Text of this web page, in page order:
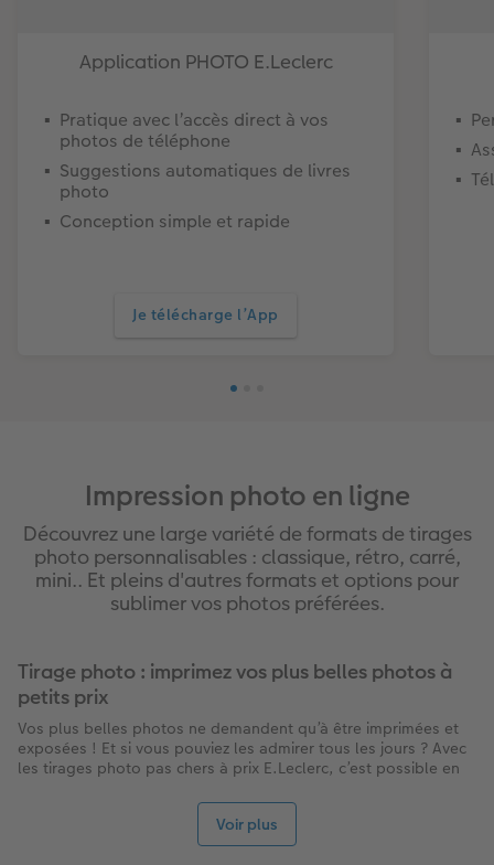
Application PHOTO E.Leclerc
Pratique avec l’accès direct à vos
photos de téléphone​
Suggestions automatiques de livres
photo​
Conception simple et rapide
Je télécharge l’App
Impression photo en ligne
Découvrez une large variété de formats de tirages
photo personnalisables : classique, rétro, carré,
mini.. Et pleins d'autres formats et options pour
sublimer vos photos préférées.
Voir plus
Tirage photo : imprimez vos plus belles photos à
petits prix
Vos plus belles photos ne demandent qu’à être imprimées et
exposées ! Et si vous pouviez les admirer tous les jours ? Avec
les tirages photo pas chers à prix E.Leclerc, c’est possible en
tirage photo carré, tirage fine art, marque-page photo,
magnet photo personnalisé… Nous proposons un large choix
de tirages photo pour répondre aux envies de chacun. Libres à